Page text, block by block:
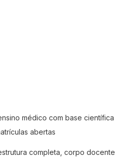
médico com base científica
abertas
completa, corpo docente